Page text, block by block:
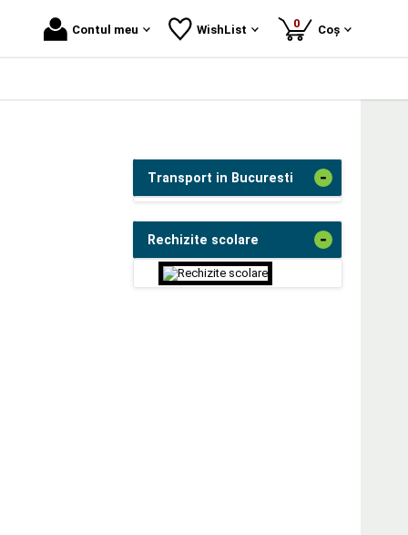
Contul meu WishList 0produse
Coș
Transport in Bucuresti -
Rechizite scolare -